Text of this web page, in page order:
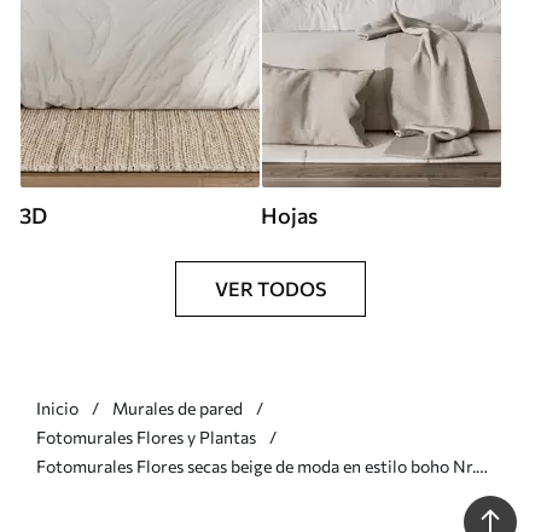
3D Hojas
VER TODOS
Inicio
Murales de pared
Fotomurales Flores y Plantas
Fotomurales Flores secas beige de moda en estilo boho Nr.